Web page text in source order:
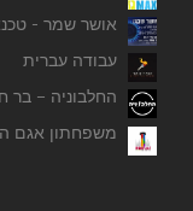
אושר שמר -
עבודה עברית
החלבוניה – בר
משפחתון אגם